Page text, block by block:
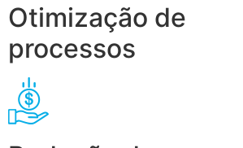
Otimização de
processos